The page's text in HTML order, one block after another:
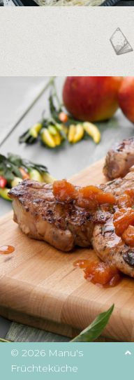
© 2026 Manu's
Früchteküche